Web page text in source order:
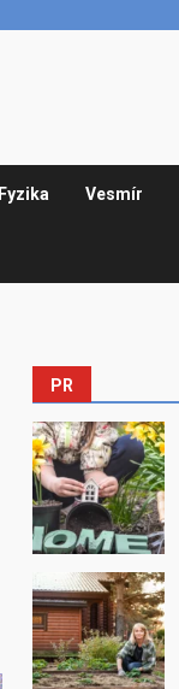
Vesmír
PR